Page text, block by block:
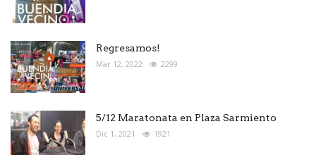
Regresamos!
Mar 12, 2022 2299
5/12 Maratonata en Plaza Sarmiento
Dic 1, 2021 1921